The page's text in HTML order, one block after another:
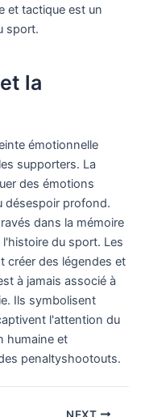
et tactique est un
sport.
la
émotionnelle
supporters. La
des émotions
désespoir profond.
dans la mémoire
du sport. Les
créer des légendes et
à jamais associé à
Ils symbolisent
l'attention du
humaine et
penaltyshootouts.
NEXT